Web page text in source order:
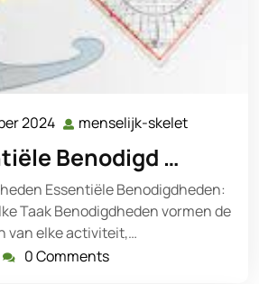
2024 11
november
2024
menselijk-skelet
Benodigd …
Essentiële Benodigdheden:
Taak Benodigdheden vormen de
van elke activiteit,…
0 Comments